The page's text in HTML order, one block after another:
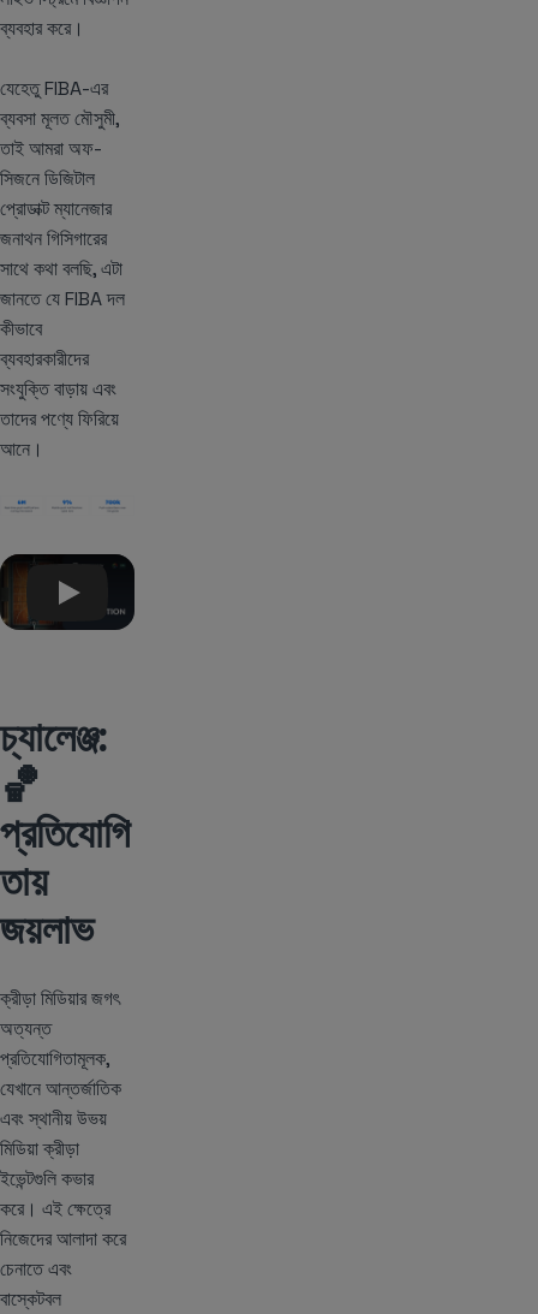
ব্যবহার করে।
যেহেতু FIBA-এর
ব্যবসা মূলত মৌসুমী,
তাই আমরা অফ-
সিজনে ডিজিটাল
প্রোডাক্ট ম্যানেজার
জনাথন গিসিগারের
সাথে কথা বলছি, এটা
জানতে যে FIBA দল
কীভাবে
ব্যবহারকারীদের
সংযুক্তি বাড়ায় এবং
তাদের পণ্যে ফিরিয়ে
আনে।
Play
চ্যালেঞ্জ:
🏀
প্রতিযোগি
তায়
জয়লাভ
ক্রীড়া মিডিয়ার জগৎ
অত্যন্ত
প্রতিযোগিতামূলক,
যেখানে আন্তর্জাতিক
এবং স্থানীয় উভয়
মিডিয়া ক্রীড়া
ইভেন্টগুলি কভার
করে। এই ক্ষেত্রে
নিজেদের আলাদা করে
চেনাতে এবং
বাস্কেটবল